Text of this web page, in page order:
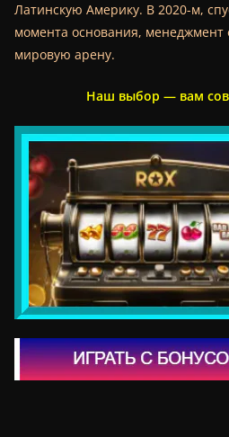
Латинскую Америку. В 2020-м,
момента основания,
мировую арену.
Наш выбор — вам